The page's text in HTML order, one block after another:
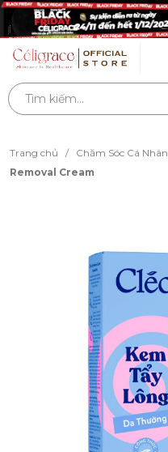
Trang chủ / Chăm Sóc Cá Nhân
Removal Cream